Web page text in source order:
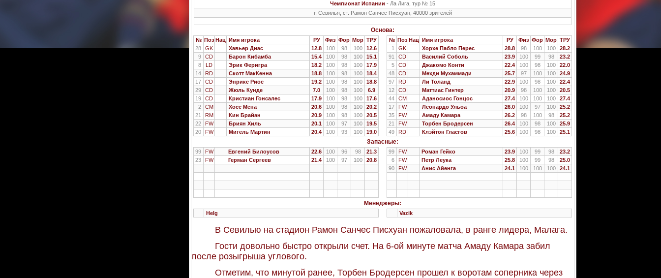
Чемпионат Испании - Ла Лига, тур № 15
г. Севилья, ст. Рамон Санчес Писхуан, 40000 зрителей
Основа:
№ Поз Нац Имя игрока РУ Физ Фор Мор ТРУ
28
GK Хавьер Диас 12.8 100 98 100
12.6
9
CD Барон Кибамба 15.4 100 98 100
15.1
8
LD Эрик Феригра 18.2 100 98 100
17.9
14
RD Скотт МакКенна 18.8 100 98 100
18.4
17
CD Энрике Риос 19.2 100 98 100
18.8
29
CD Жюль Кунде 7.0 100 98 100
6.9
19
CD Кристиан Гонсалес 17.9 100 98 100
17.6
2
CM Хосе Мена 20.6 100 98 100
20.2
21
RM Кин Брайан 20.9 100 98 100
20.5
22
FW Бриян Хиль 20.1 100 97 100
19.5
20
FW Мигель Мартин 20.4 100 93 100 19.0
№ Поз Нац Имя игрока РУ Физ Фор Мор ТРУ
1
GK Хорхе Пабло Перес 28.8 98 100 100
28.2
91
CD Василий Соболь 23.9 100 99 98
23.2
5
CD Джакомо Конти 22.4 100 98 100
22.0
48
CD Мехди Мухаммади 25.7 97 100 100
24.9
97
RD Ли Толанд 22.9 100 98 100
22.4
12
CD Маттиас Гинтер 20.9 98 100 100
20.5
44
CM Аданосиос Гонцос 27.4 100 100 100
27.4
17
FW Леонардо Ульоа 26.0 100 97 100
25.2
35
FW Амаду Камара 26.2 98 100 98
25.2
21
FW Торбен Бродерсен 26.4 100 98 100
25.9
49
RD Клэйтон Гласгов 25.6 100 98 100 25.1
Запасные:
99 FW Евгений Билоусов 22.6 100 96 98
21.3
23
FW Герман Сергеев 21.4 100 97 100 20.8
99 FW Роман Гейко 23.9 100 99 98
23.2
6
FW Петр Леука 25.8 100 99 98
25.0
90
FW Анис Айенга 24.1 100 100 100 24.1
Менеджеры:
Helg Vazik
В Севилью на стадион Рамон Санчес Писхуан пожаловала, в ранге лидера, Малага.
Гости довольно быстро открыли счет. На 6-ой минуте матча Амаду Камара забил
после розыгрыша углового.
Отметим, что минутой ранее, Торбен Бродерсен прошел к воротам соперника через